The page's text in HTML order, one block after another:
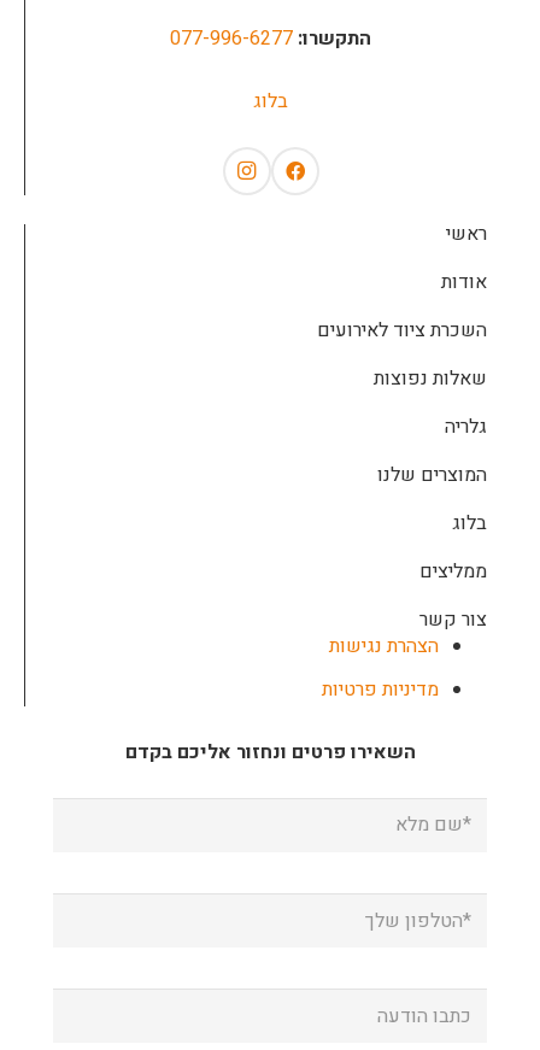
התקשרו: 077-996-6277
בלוג
ראשי
אודות
השכרת ציוד לאירועים
שאלות נפוצות
גלריה
המוצרים שלנו
בלוג
ממליצים
צור קשר
הצהרת נגישות
מדיניות פרטיות
השאירו פרטים ונחזור אליכם בקדם